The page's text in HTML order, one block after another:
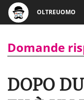
OLTREUOMO
Domande
DOPO